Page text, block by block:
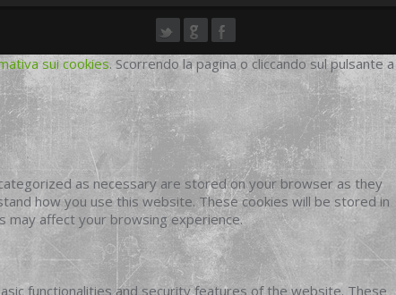
sui cookies. Scorrendo la pagina o cliccando sul pulsante a
as necessary are stored on your browser as they
how you use this website. These cookies will be stored in
affect your browsing experience.
functionalities and security features of the website. These